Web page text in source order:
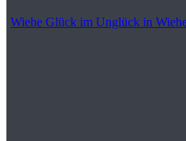
Wiehe Glück im Unglück in